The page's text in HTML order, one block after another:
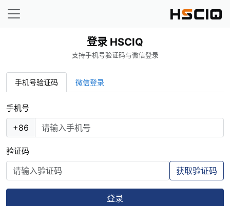
登录 HSCIQ
支持手机号验证码与微信登录
手机号验证码 微信登录
手机号
+86
验证码
获取验证码
登录